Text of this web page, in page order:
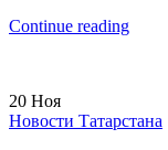
Continue reading
20 Ноя
Новости Татарстана